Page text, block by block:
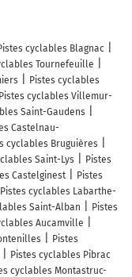
cyclables Blagnac
Tournefeuille
Pistes cyclables
Pistes cyclables Villemur-
Saint-Gaudens
Castelnau-
cyclables Bruguières
Saint-Lys
Pistes
Castelginest
Pistes
Pistes cyclables Labarthe-
Saint-Alban
Pistes
Aucamville
Pistes
Pistes cyclables Pibrac
cyclables Montastruc-